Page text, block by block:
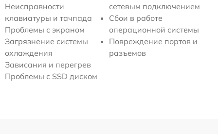
Неисправности
клавиатуры и тачпада
Проблемы с экраном
Загрязнение системы
охлаждения
сетевым подключением
Сбои в работе
операционной системы
Повреждение портов и
разъемов
Зависания и перегрев
Проблемы с SSD диском